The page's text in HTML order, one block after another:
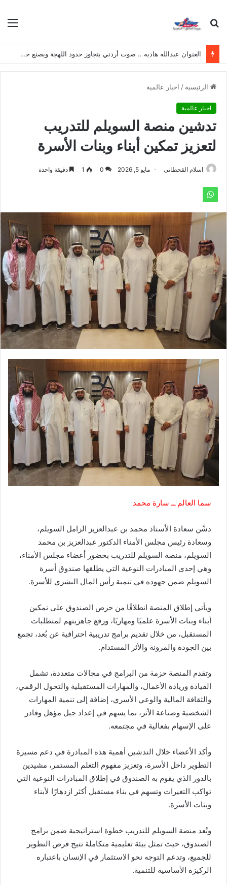
بحث
العنوان عبدالله هاديه .. صوت أردني يتجاوز حدود اللهجة ويصنع حضوره الخاص
الرئيسية / اخبار عالمية
اخبار عالمية
تدشين منصة السويلم للتدريب
لتعزيز تمكين أبناء وبنات الأسرة
اسلام القحطانى مايو 5, 2026 0
1 دقيقة واحدة
سما العالم ــ سارة محمد
دشّن سعادة الأستاذ محمد بن عبدالعزيز الزامل السويلم،
وسعادة رئيس مجلس الأمناء الدكتور عبدالعزيز بن محمد
السويلم، منصة السويلم للتدريب بحضور أعضاء مجلس الأمناء،
وهي إحدى المبادرات النوعية التي يطلقها صندوق أسرة
السويلم ضمن جهوده في تنمية رأس المال البشري للأسرة.
ويأتي إطلاق المنصة انطلاقًا من حرص الصندوق على تمكين
أبناء وبنات الأسرة علميًا ومهاريًا، ورفع جاهزيتهم لمتطلبات
المستقبل، من خلال تقديم برامج تدريبية احترافية عن بُعد، تجمع
بين الجودة والمرونة والأثر المستدام.
وتقدم المنصة حزمة من البرامج في مجالات متعددة، تشمل
القيادة وريادة الأعمال، والمهارات المستقبلية والتحول الرقمي،
والثقافة المالية والوعي الأسري، إضافة إلى تنمية المهارات
الشخصية وصناعة الأثر، بما يسهم في إعداد جيل مؤهل وقادر
على الإسهام بفعالية في مجتمعه.
وأكد الأعضاء خلال التدشين أهمية هذه المبادرة في دعم مسيرة
التطوير داخل الأسرة، وتعزيز مفهوم التعلم المستمر، مشيدين
بالدور الذي يقوم به الصندوق في إطلاق المبادرات النوعية التي
تواكب التغيرات وتسهم في بناء مستقبل أكثر ازدهارًا لأبناء
وبنات الأسرة.
وتُعد منصة السويلم للتدريب خطوة استراتيجية ضمن برامج
الصندوق، حيث تمثل بيئة تعليمية متكاملة تتيح فرص التطوير
للجميع، وتدعم التوجه نحو الاستثمار في الإنسان باعتباره
الركيزة الأساسية للتنمية.